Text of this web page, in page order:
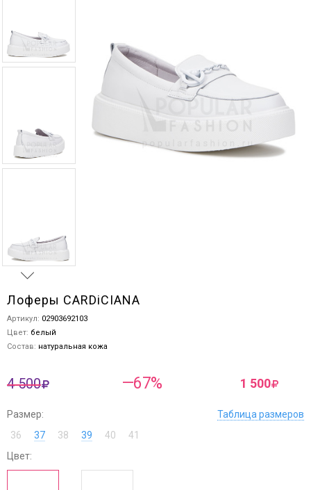
Лоферы CARDiCIANA
Артикул: 02903692103
Цвет: белый
Состав: натуральная кожа
4 500 —67% 1 500
Размер:
Таблица размеров
36
37 38 39 40
41
Цвет: